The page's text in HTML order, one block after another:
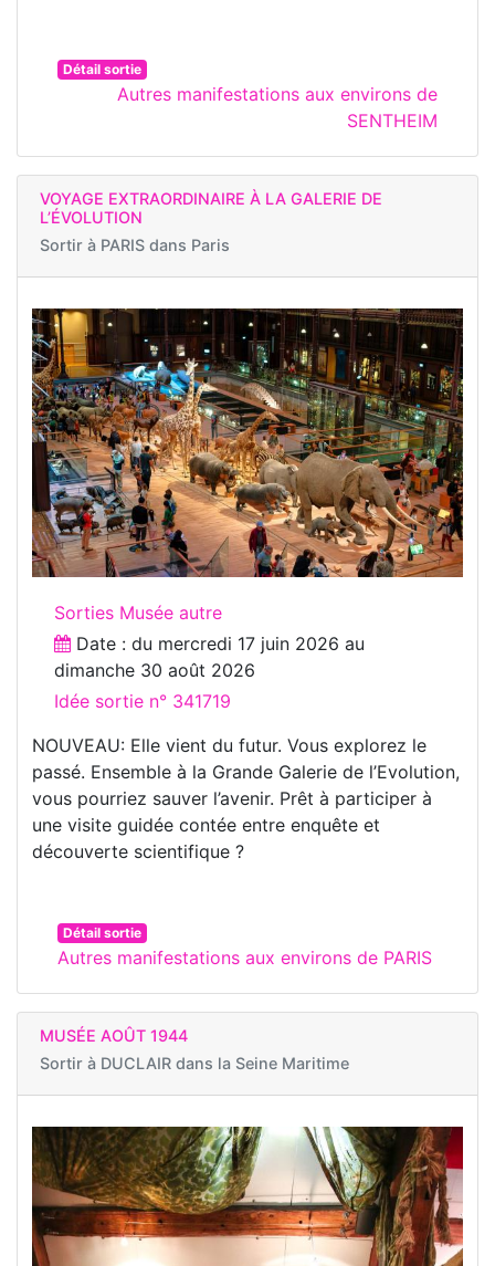
Détail sortie
Autres manifestations aux environs de
SENTHEIM
VOYAGE EXTRAORDINAIRE À LA GALERIE DE
L’ÉVOLUTION
Sortir à PARIS dans Paris
Sorties Musée autre
Date : du mercredi 17 juin 2026 au
dimanche 30 août 2026
Idée sortie n° 341719
NOUVEAU: Elle vient du futur. Vous explorez le
passé. Ensemble à la Grande Galerie de l’Evolution,
vous pourriez sauver l’avenir. Prêt à participer à
une visite guidée contée entre enquête et
découverte scientifique ?
Détail sortie
Autres manifestations aux environs de PARIS
MUSÉE AOÛT 1944
Sortir à DUCLAIR dans la Seine Maritime